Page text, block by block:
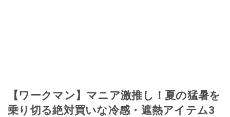
【ワークマン】マニア激推し！夏の猛暑を
乗り切る絶対買いな冷感・遮熱アイテム3